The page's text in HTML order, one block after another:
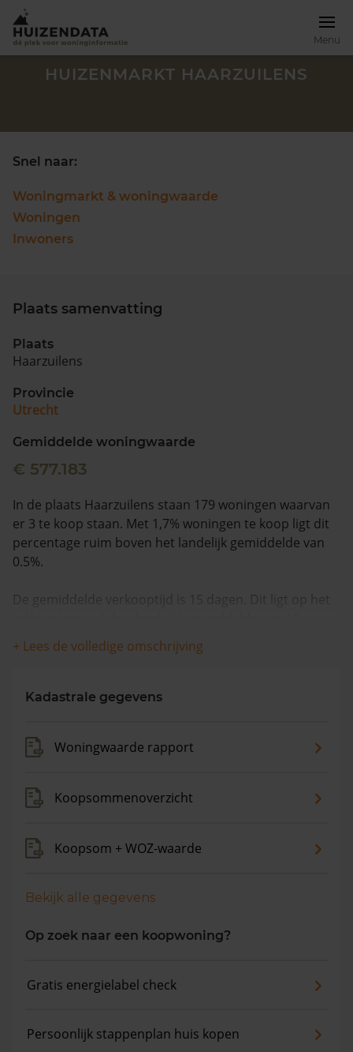
Menu
Zoek een woning
088 220 4200
Maandag t/m vrijdag - 08:00 -18:00
HUIZENMARKT HAARZUILENS
Snel naar:
Woningmarkt & woningwaarde
Woningen
Inwoners
Plaats samenvatting
Plaats
Haarzuilens
Provincie
Utrecht
Gemiddelde woningwaarde
€ 577.183
In de plaats Haarzuilens staan 179 woningen waarvan
er 3 te koop staan. Met 1,7% woningen te koop ligt dit
percentage ruim boven het landelijk gemiddelde van
0.5%.
De gemiddelde verkooptijd is 15 dagen. Dit ligt op het
dagen.
vraagprijs is €635.000. In de afgelopen 12 maanden is
+ Lees de volledige omschrijving
Kadastrale gegevens
Woningwaarde rapport
Koopsommenoverzicht
Koopsom + WOZ-waarde
Bekijk alle gegevens
Op zoek naar een koopwoning?
Gratis energielabel check
Persoonlijk stappenplan huis kopen